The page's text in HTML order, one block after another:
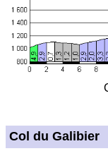
Col du Galibier